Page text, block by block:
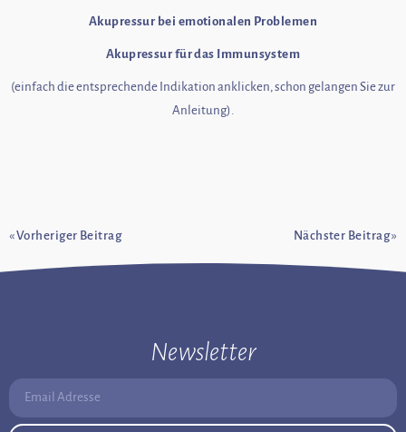
Akupressur bei emotionalen Problemen
Akupressur für das Immunsystem
(einfach die entsprechende Indikation anklicken, schon gelangen Sie zur
Anleitung).
«Vorheriger Beitrag Nächster Beitrag»
Newsletter
Email Adresse: